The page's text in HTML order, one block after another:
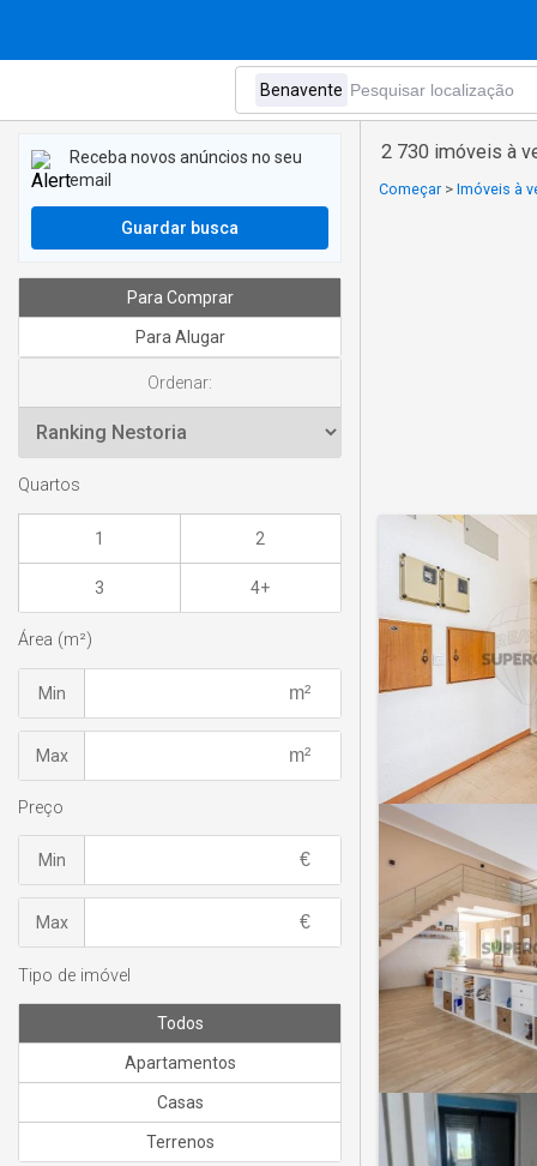
2 730 imóveis à
Começar > Imóveis à
Receba novos anúncios no seu
email
Guardar busca
Para Comprar
Para Alugar
Ordenar:
Quartos
1 2
3 4+
Área (m²)
Min
Max
Preço
Min
Max
Tipo de imóvel
Todos
Apartamentos
Casas
Terrenos